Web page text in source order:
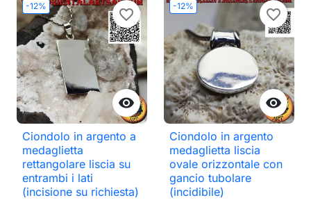
-12%

favorite_border
Ciondolo in argento a
medaglietta
rettangolare liscia su
entrambi i lati
(incisione su richiesta)
-12%

favorite_border
Ciondolo in argento
medaglietta liscia
ovale orizzontale con
gancio tubolare
(incidibile)